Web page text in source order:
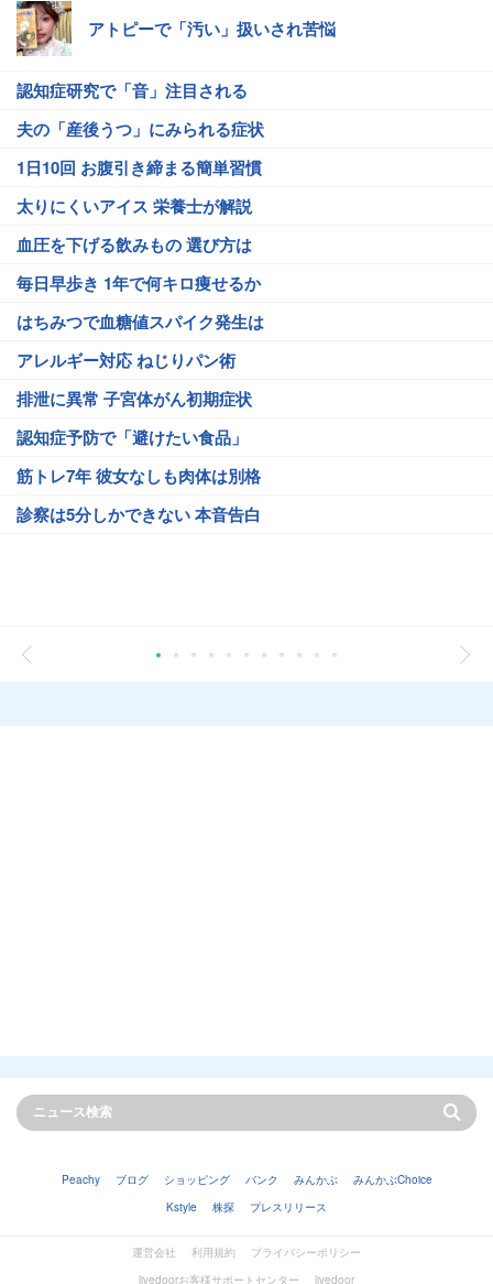
アトピーで「汚い」扱いされ苦悩
認知症研究で「音」注目される
夫の「産後うつ」にみられる症状
1日10回 お腹引き締まる簡単習慣
太りにくいアイス 栄養士が解説
血圧を下げる飲みもの 選び方は
毎日早歩き 1年で何キロ痩せるか
はちみつで血糖値スパイク発生は
アレルギー対応 ねじりパン術
排泄に異常 子宮体がん初期症状
認知症予防で「避けたい食品」
筋トレ7年 彼女なしも肉体は別格
診察は5分しかできない 本音告白
Peachy ブログ ショッピング バンク みんかぶ
みんかぶChoice
Kstyle
株探 プレスリリース
運営会社 利用規約
プライバシーポリシー
livedoorお客様サポートセンター
livedoor